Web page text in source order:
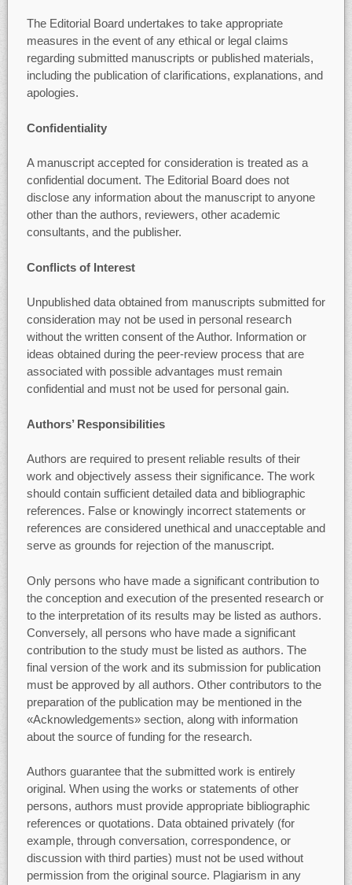
The Editorial Board undertakes to take appropriate
measures in the event of any ethical or legal claims
regarding submitted manuscripts or published materials,
including the publication of clarifications, explanations, and
apologies.
Confidentiality
A manuscript accepted for consideration is treated as a
confidential document. The Editorial Board does not
disclose any information about the manuscript to anyone
other than the authors, reviewers, other academic
consultants, and the publisher.
Conflicts of Interest
Unpublished data obtained from manuscripts submitted for
consideration may not be used in personal research
without the written consent of the Author. Information or
ideas obtained during the peer-review process that are
associated with possible advantages must remain
confidential and must not be used for personal gain.
Authors’ Responsibilities
Authors are required to present reliable results of their
work and objectively assess their significance. The work
should contain sufficient detailed data and bibliographic
references. False or knowingly incorrect statements or
references are considered unethical and unacceptable and
serve as grounds for rejection of the manuscript.
Only persons who have made a significant contribution to
the conception and execution of the presented research or
to the interpretation of its results may be listed as authors.
Conversely, all persons who have made a significant
contribution to the study must be listed as authors. The
final version of the work and its submission for publication
must be approved by all authors. Other contributors to the
preparation of the publication may be mentioned in the
«Acknowledgements» section, along with information
about the source of funding for the research.
Authors guarantee that the submitted work is entirely
original. When using the works or statements of other
persons, authors must provide appropriate bibliographic
references or quotations. Data obtained privately (for
example, through conversation, correspondence, or
discussion with third parties) must not be used without
permission from the original source. Plagiarism in any